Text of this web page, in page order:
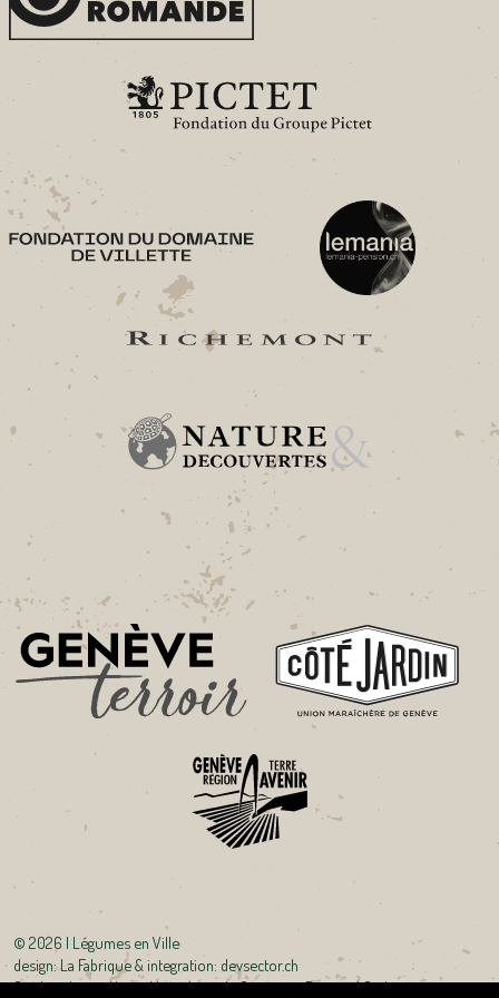
© 2026 | Légumes en Ville
design:La Fabrique& integration: devsector.ch
Crédits photo : Union Maraîchère de Genève et Bertrand Carlier